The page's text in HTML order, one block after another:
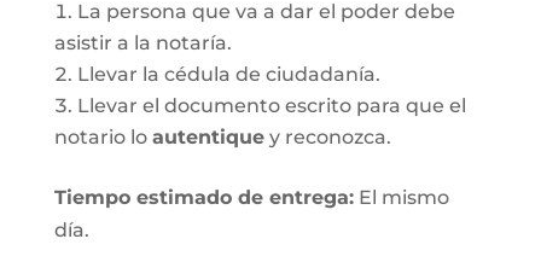
La persona que va a dar el poder debe
asistir a la notaría.
Llevar la cédula de ciudadanía.
Llevar el documento escrito para que el
notario lo autentiquey reconozca.
Tiempo estimado de entrega:El mismo
día.